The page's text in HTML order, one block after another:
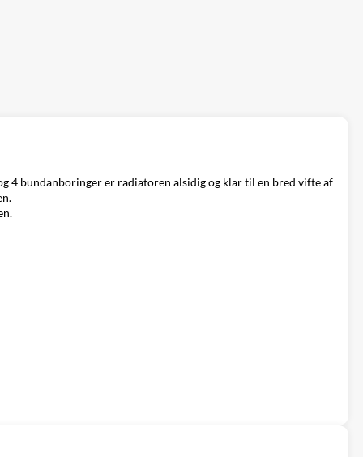
4 bundanboringer er radiatoren alsidig og klar til en bred vifte af